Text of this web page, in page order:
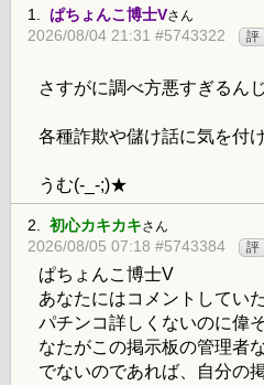
1. ぱちょんこ博士Vさん
2026/08/04 21:31 #5743322 評
さすがに調べ方悪すぎるん
各種詐欺や儲け話に気を付
うむ(-_-;)★
2. 初心カキカキさん
2026/08/05 07:18 #5743384 評
ぱちょんこ博士V
あなたにはコメントしてい
パチンコ詳しくないのに偉
なたがこの掲示板の管理者
でないのであれば、自分の